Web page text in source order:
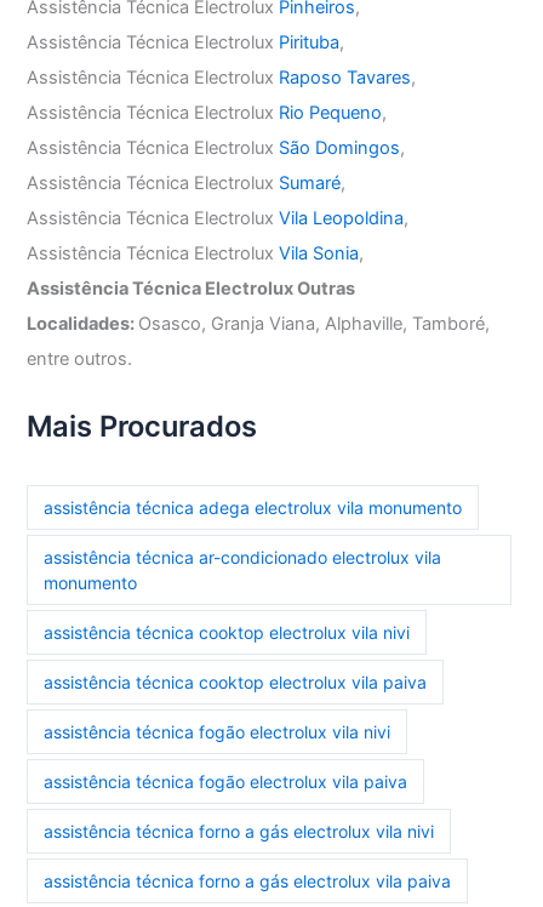
Assistência Técnica Electrolux Pinheiros,
Assistência Técnica Electrolux Pirituba,
Assistência Técnica Electrolux Raposo Tavares,
Assistência Técnica Electrolux Rio Pequeno,
Assistência Técnica Electrolux São Domingos,
Assistência Técnica Electrolux Sumaré,
Assistência Técnica ElectroluxVila Leopoldina,
Assistência Técnica ElectroluxVila Sonia,
Assistência Técnica Electrolux Outras
Localidades: Osasco, Granja Viana, Alphaville, Tamboré,
entre outros.
Mais Procurados
assistência técnica adega electrolux vila monumento
assistência técnica ar-condicionado electrolux vila
monumento
assistência técnica cooktop electrolux vila nivi
assistência técnica cooktop electrolux vila paiva
assistência técnica fogão electrolux vila nivi
assistência técnica fogão electrolux vila paiva
assistência técnica forno a gás electrolux vila nivi
assistência técnica forno a gás electrolux vila paiva